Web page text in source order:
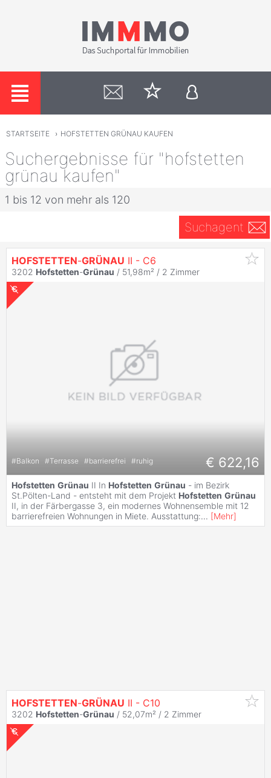
STARTSEITE › HOFSTETTEN GRÜNAU KAUFEN
Suchergebnisse für "hofstetten
grünau kaufen"
1 bis 12 von mehr als 120
Suchagent
HOFSTETTEN-GRÜNAU II - C6
3202 Hofstetten-Grünau / 51,98m² / 2 Zimmer
#Balkon #Terrasse #barrierefrei #ruhig € 622,16
Hofstetten Grünau II In Hofstetten Grünau - im Bezirk
St.Pölten-Land - entsteht mit dem Projekt Hofstetten Grünau
II, in der Färbergasse 3, ein modernes Wohnensemble mit 12
barrierefreien Wohnungen in Miete. Ausstattung:... [Mehr]
HOFSTETTEN-GRÜNAU II - C10
3202 Hofstetten-Grünau / 52,07m² / 2 Zimmer